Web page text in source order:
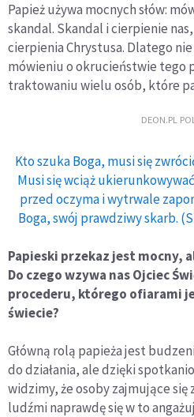
Papież używa mocnych słów:
skandal. Skandal i cierpienie
cierpienia Chrystusa. Dlatego
mówieniu o okrucieństwie tego
traktowaniu wielu osób, które
DEON.PL
Kto szuka Boga, musi się
Musi się wciąż
przed oczyma i wytrwale
Boga, swój prawdziwy skarb.
Papieski przekaz jest mocny,
Do czego wzywa nas Ojciec
procederu, którego ofiarami
świecie?
Główną rolą papieża jest
do działania, ale dzięki
widzimy, że osoby zajmujące
ludźmi naprawdę się w to